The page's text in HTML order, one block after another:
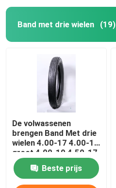
Band met drie wielen (19)
De volwassenen
brengen Band Met drie
wielen 4.00-17 4.00-18
groot 4.00-19 4.50-17
4.50-18 5.00-16 6
PAREN 8 PAREN van
TT Aangepaste EMARK
Beste prijs